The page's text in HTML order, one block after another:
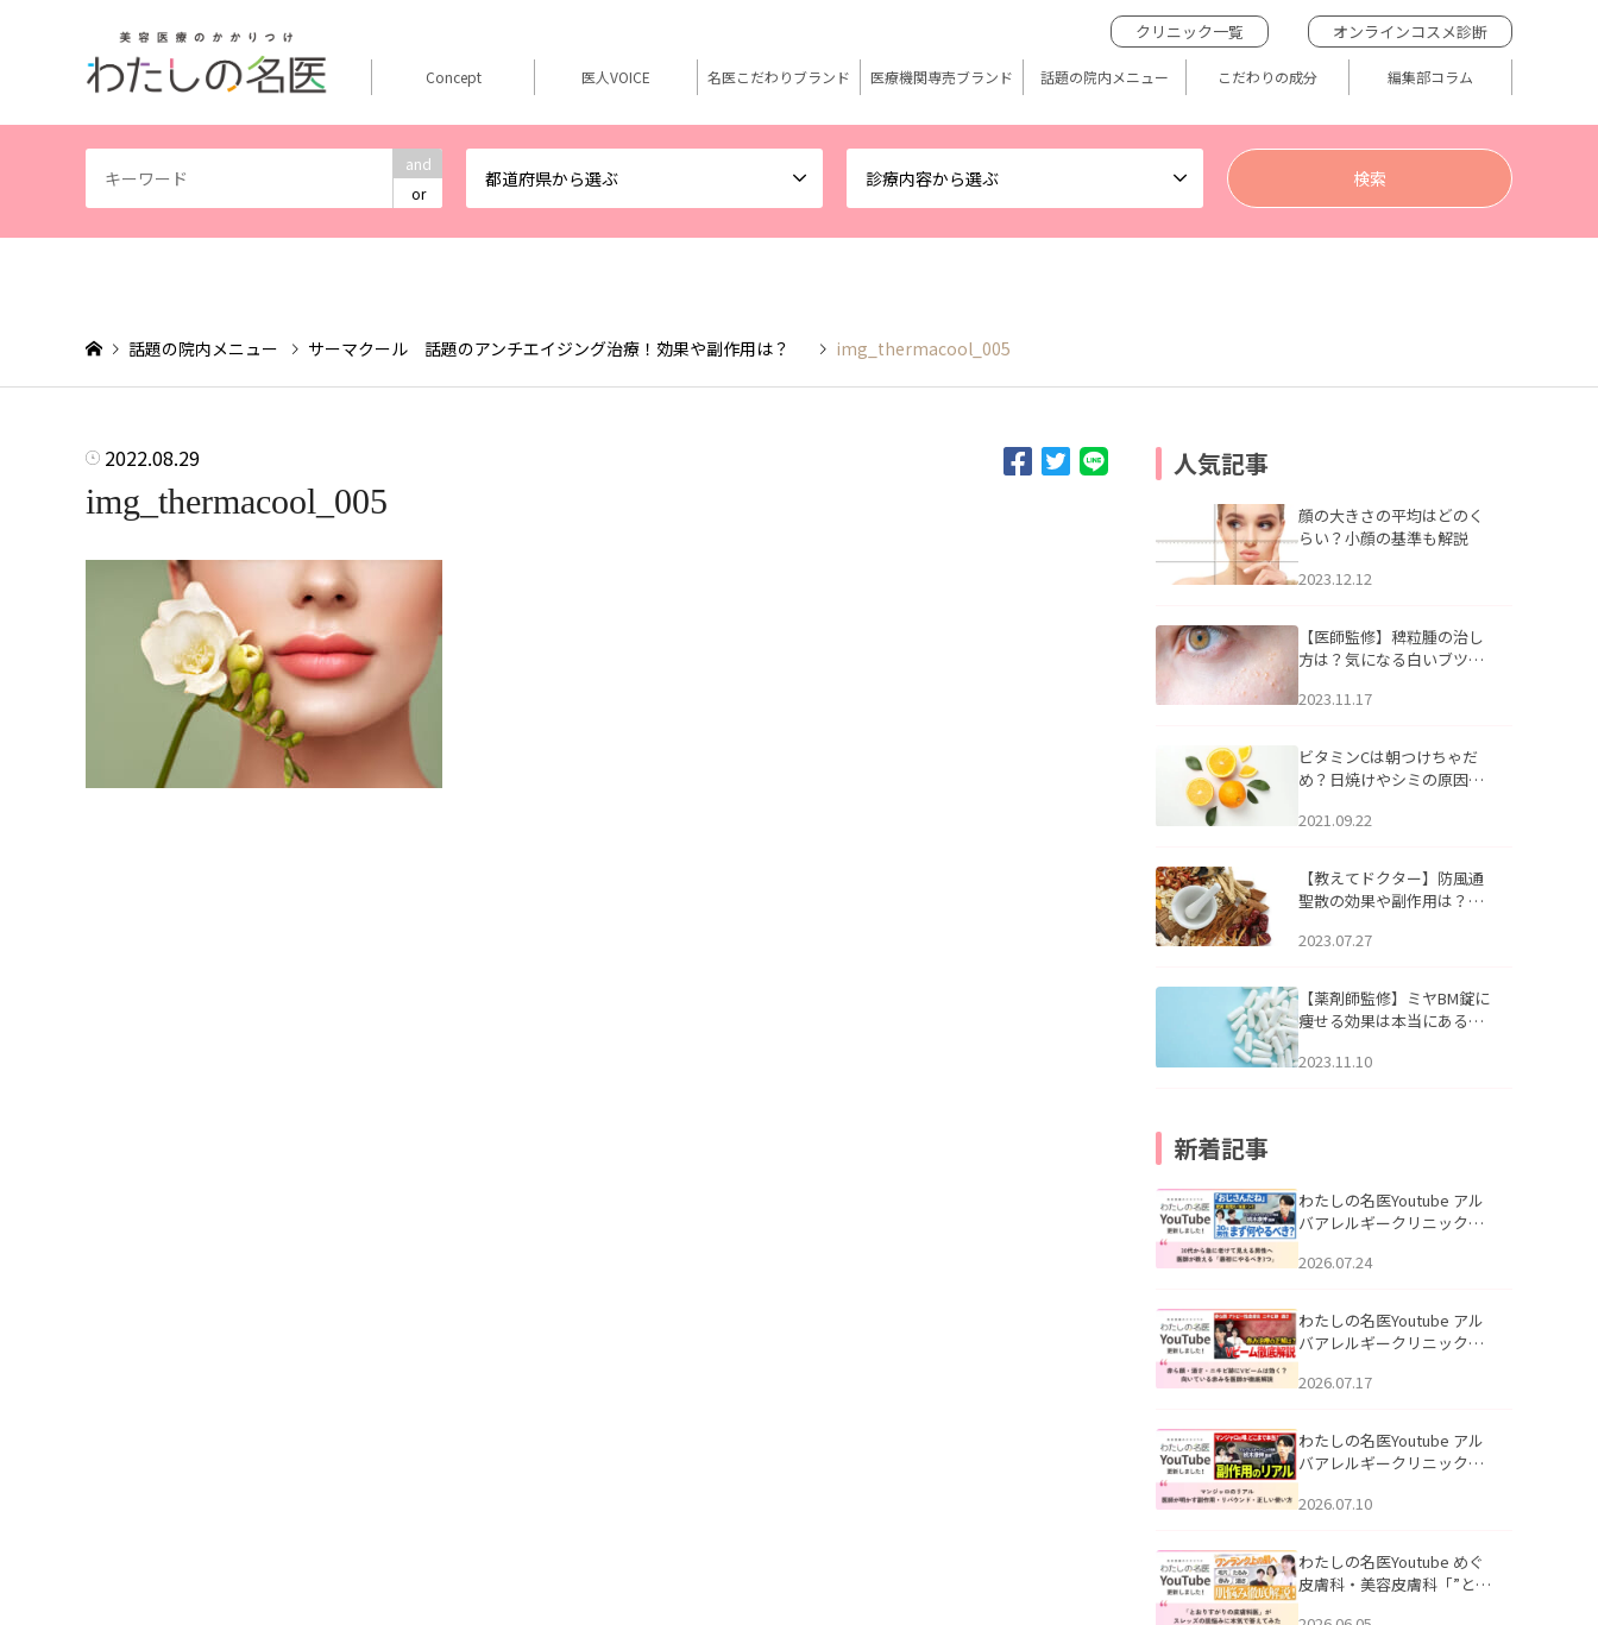
and
or
都道府県から選ぶ 診療内容から選ぶ
クリニック一覧 オンラインコスメ診断
Concept 医人VOICE 名医こだわりブランド 医療機関専売ブランド 話題の院内メニュー こだわりの成分 編集部コラム
話題の院内メニュー サーマクール 話題のアンチエイジング治療！効果や副作用は？ img_thermacool_005
2022.08.29
img_thermacool_005
人気記事
顔の大きさの平均はどのく
らい？小顔の基準も解説
2023.12.12
【医師監修】稗粒腫の治し
方は？気になる白いブツブ
アについて
2023.11.17
ビタミンCは朝つけちゃだ
め？日焼けやシミの原因に
2021.09.22
【教えてドクター】防風通
聖散の効果や副作用は？長
2023.07.27
【薬剤師監修】ミヤBM錠に
痩せる効果は本当にある
2023.11.10
新着記事
わたしの名医Youtube アル
バアレルギークリニック札
える男性へ｜医師が教える
公開いたしました。
2026.07.24
わたしの名医Youtube アル
バアレルギークリニック札
跡にVビームは効く？向いて
説」を公開いたしました。
2026.07.17
わたしの名医Youtube アル
バアレルギークリニック札
医師が明かす副作用・リバ
公開いたしました。
2026.07.10
わたしの名医Youtube めぐ
皮膚科・美容皮膚科「”とお